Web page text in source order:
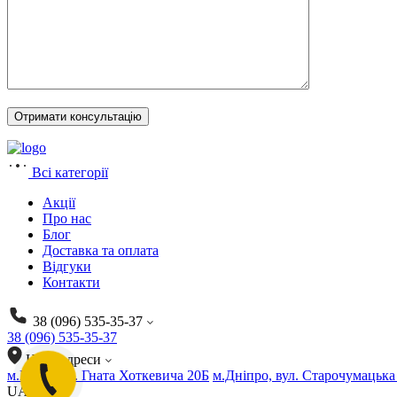
Всі категорії
Акції
Про нас
Блог
Доставка та оплата
Відгуки
Контакти
38 (096) 535-35-37
38 (096) 535-35-37
Наші адреси
м.Київ, вул. Гната Хоткевича 20Б м.Дніпро, вул.
UA